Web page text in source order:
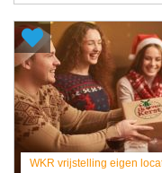
WKR vrijstelling eigen